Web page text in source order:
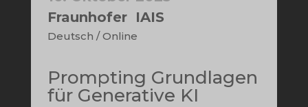
Fraunhofer IAIS
Deutsch / Online
Prompting Grundlagen
für Generative KI